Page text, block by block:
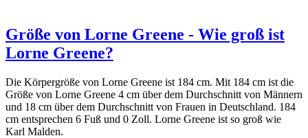
Größe von Lorne Greene - Wie groß ist
Lorne Greene?
Die Körpergröße von Lorne Greene ist 184 cm. Mit 184 cm ist die
Größe von Lorne Greene 4 cm über dem Durchschnitt von Männern
und 18 cm über dem Durchschnitt von Frauen in Deutschland. 184
cm entsprechen 6 Fuß und 0 Zoll. Lorne Greene ist so groß wie
Karl Malden.